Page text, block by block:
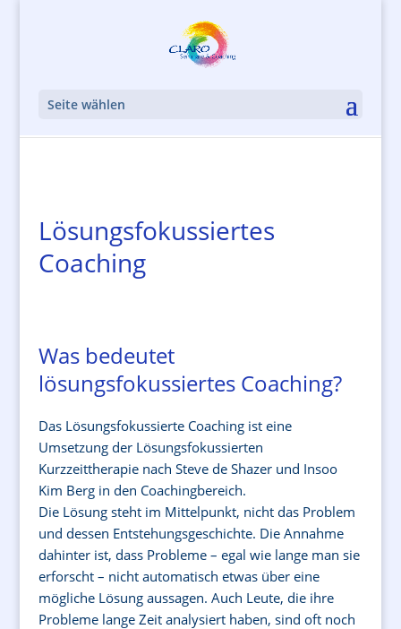
Seite wählen
Lösungsfokussiertes
Coaching
Was bedeutet
lösungsfokussiertes Coaching?
Das Lösungsfokussierte Coaching ist eine
Umsetzung der Lösungsfokussierten
Kurzzeittherapie nach Steve de Shazer und Insoo
Kim Berg in den Coachingbereich.
Die Lösung steht im Mittelpunkt, nicht das Problem
und dessen Entstehungsgeschichte. Die Annahme
dahinter ist, dass Probleme – egal wie lange man sie
erforscht – nicht automatisch etwas über eine
mögliche Lösung aussagen. Auch Leute, die ihre
Probleme lange Zeit analysiert haben, sind oft noch